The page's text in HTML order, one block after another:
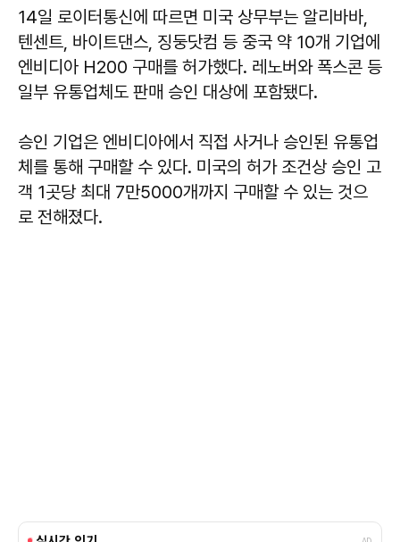
14일 로이터통신에 따르면 미국 상무부는 알리바바,
텐센트, 바이트댄스, 징둥닷컴 등 중국 약 10개 기업에
엔비디아 H200 구매를 허가했다. 레노버와 폭스콘 등
일부 유통업체도 판매 승인 대상에 포함됐다.
승인 기업은 엔비디아에서 직접 사거나 승인된 유통업
체를 통해 구매할 수 있다. 미국의 허가 조건상 승인 고
객 1곳당 최대 7만5000개까지 구매할 수 있는 것으
로 전해졌다.